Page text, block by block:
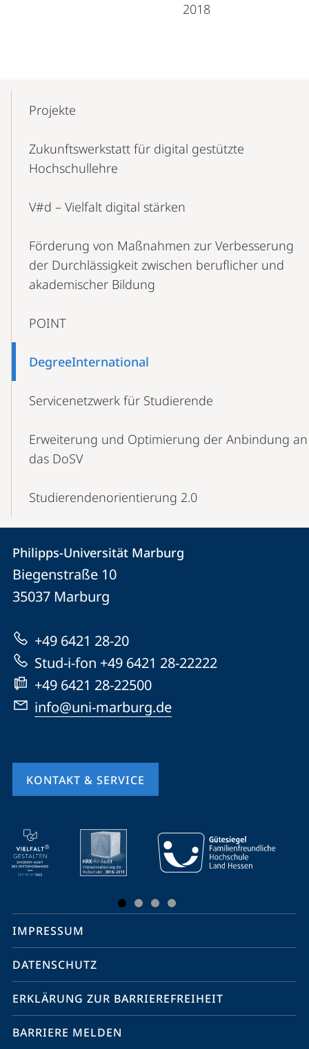
2018
NavigationProjekte
Zukunftswerkstatt für digital gestützte
Hochschullehre
V#d – Vielfalt digital stärken
Förderung von Maßnahmen zur Verbesserung
der Durchlässigkeit zwischen beruflicher und
akademischer Bildung
POINT
DegreeInternational
Servicenetzwerk für Studierende
Erweiterung und Optimierung der Anbindung an
das DoSV
Studierendenorientierung 2.0
Kontakt
und
Informationen
zur
Website
Kontaktinformationen
Philipps-
Universität
Marburg
Philipps-Universität Marburg
Biegenstraße 10
35037 Marburg
+49 6421 28-20
Stud-i-fon +49 6421 28-22222
+49 6421 28-22500
info@uni-marburg.de
KONTAKT & SERVICE
Mobile-
Service-
Navigation
Social
Media
Kontakte
IMPRESSUM
DATENSCHUTZ
ERKLÄRUNG ZUR BARRIEREFREIHEIT
BARRIERE MELDEN